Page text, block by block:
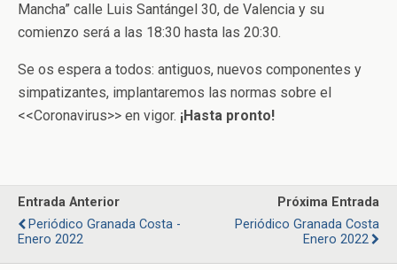
Mancha” calle Luis Santángel 30, de Valencia y su
comienzo será a las 18:30 hasta las 20:30.
Se os espera a todos: antiguos, nuevos componentes y
simpatizantes, implantaremos las normas sobre el
<<Coronavirus>> en vigor. ¡Hasta pronto!
Entrada Anterior
Periódico Granada Costa -
Enero 2022
Próxima Entrada
Periódico Granada Costa
Enero 2022